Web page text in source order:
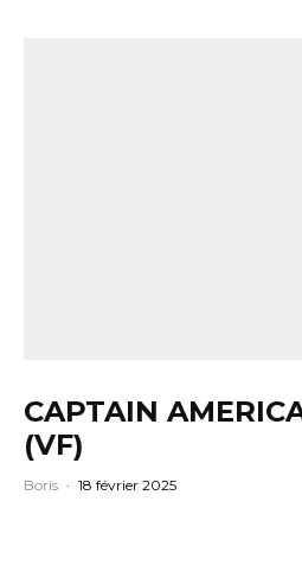
CAPTAIN
(VF)
Boris · 18 février 2025